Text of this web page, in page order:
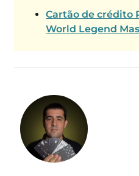
Cartão de crédito
World Legend